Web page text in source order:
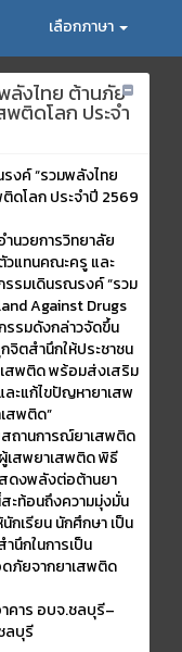
เลือกภาษา
ลังไทย ต้านภัย
พติดโลก ประจำ
งค์ “รวมพลังไทย
ดโลก ประจำปี 2569
นวยการวิทยาลัย
วแทนคณะครู และ
รรมเดินรณรงค์ “รวม
Against Drugs
รรมดังกล่าวจัดขึ้น
ตสำนึกให้ประชาชน
เสพติด พร้อมส่งเสริม
ะแก้ไขปัญหายาเสพ
สพติด”
สถานการณ์ยาเสพติด
เสพยาเสพติด พิธี
ดงพลังต่อต้านยา
ะท้อนถึงความมุ่งมั่น
กเรียน นักศึกษา เป็น
นึกในการเป็น
ภัยจากยาเสพติด
คาร อบจ.ชลบุรี–
ลบุรี